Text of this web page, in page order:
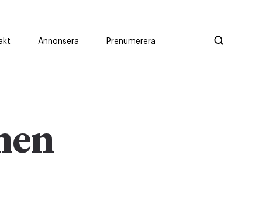
Annonsera Prenumerera